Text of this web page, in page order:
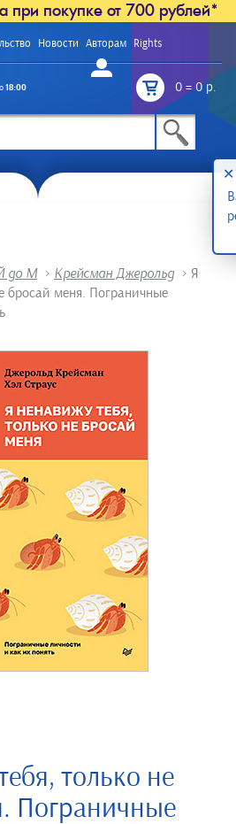
при покупке от 700 рублей*
Новости Авторам Rights
Войти
0=0 р.
18:00
до М > Крейсман Джерольд > Я
бросай меня. Пограничные
только не
Пограничные
✕